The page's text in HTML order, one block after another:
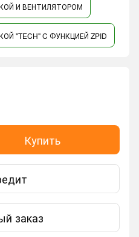
И ВЕНТИЛЯТОРОМ
"TECH" C ФУНКЦИЕЙ ZPID
Купить
заказ